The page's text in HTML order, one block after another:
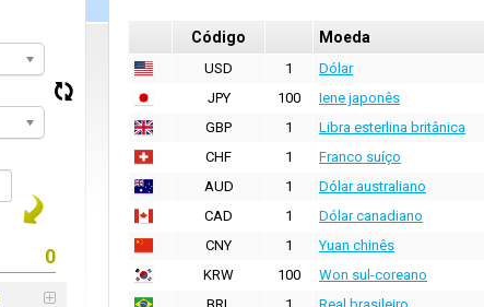
Código Moeda
USD 1 Dólar
JPY
100 Iene japonês
GBP
1 Libra esterlina britânica
CHF
1 Franco suíço
AUD
1 Dólar australiano
CAD
1 Dólar canadiano
CNY
1 Yuan chinês
KRW
100 Won sul-coreano